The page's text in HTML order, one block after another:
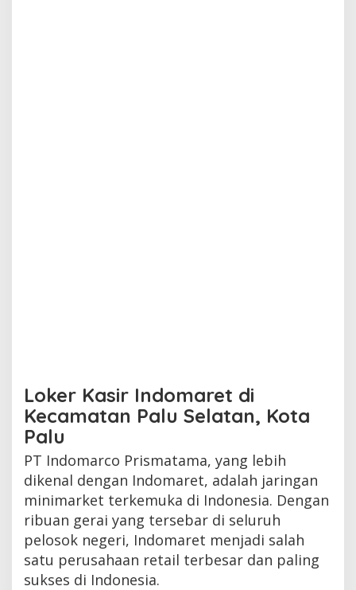
Loker Kasir Indomaret di
Kecamatan Palu Selatan, Kota
Palu
PT Indomarco Prismatama, yang lebih
dikenal dengan Indomaret, adalah jaringan
minimarket terkemuka di Indonesia. Dengan
ribuan gerai yang tersebar di seluruh
pelosok negeri, Indomaret menjadi salah
satu perusahaan retail terbesar dan paling
sukses di Indonesia.